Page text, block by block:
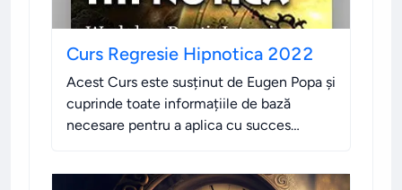
Curs Regresie Hipnotica 2022
Acest Curs este susținut de Eugen Popa și
cuprinde toate informațiile de bază
necesare pentru a aplica cu succes